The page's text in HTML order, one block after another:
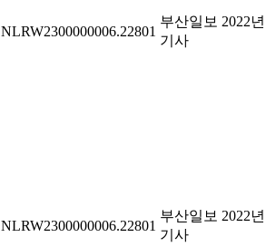
NLRW2300000006.22801
부산일보 2022년
기사
NLRW2300000006.22801
부산일보 2022년
기사